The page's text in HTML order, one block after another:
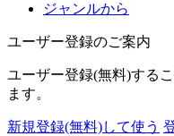
ジャンルから
ユーザー登録のご案内
ユーザー登録(無料)する
ます。
新規登録(無料)して使う